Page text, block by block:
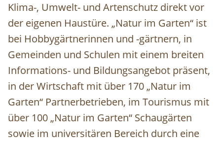
Klima-, Umwelt- und Artenschutz direkt vor
der eigenen Haustüre. „Natur im Garten“ ist
bei Hobbygärtnerinnen und -gärtnern, in
Gemeinden und Schulen mit einem breiten
Informations- und Bildungsangebot präsent,
in der Wirtschaft mit über 170 „Natur im
Garten“ Partnerbetrieben, im Tourismus mit
über 100 „Natur im Garten“ Schaugärten
sowie im universitären Bereich durch eine